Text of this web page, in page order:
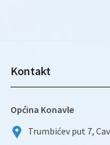
Kontakt
Općina Konavle
Trumbićev put 7,